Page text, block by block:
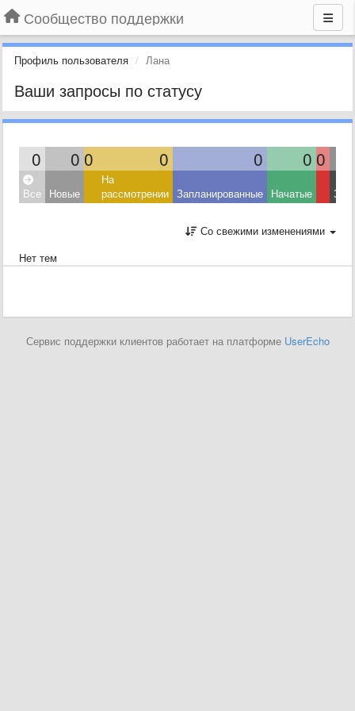
Сообщество поддержки
Профиль пользователя Лана
Ваши запросы по статусу
0 0 0 0 0 0 0
Все Новые
На
рассмотрении Запланированные Начатые
Со свежими изменениями
Нет тем
Сервис поддержки клиентов работает на платформе UserEcho